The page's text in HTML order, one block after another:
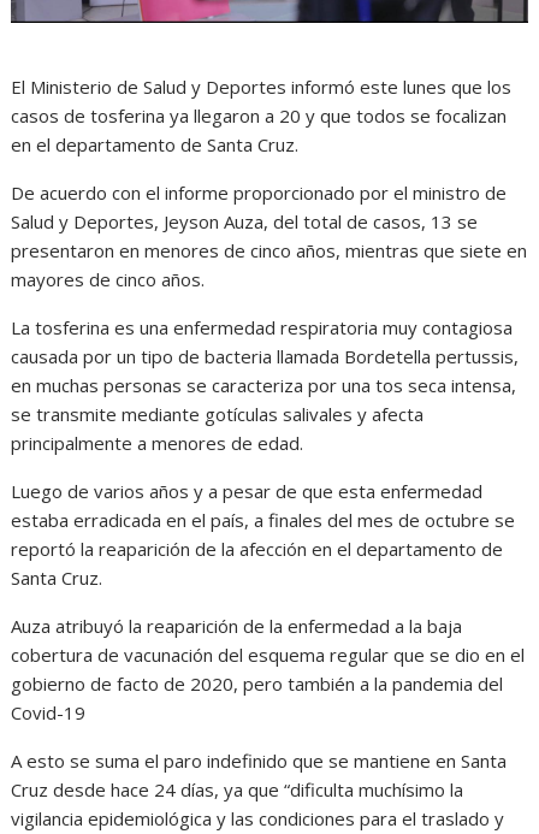
El Ministerio de Salud y Deportes informó este lunes que los
casos de tosferina ya llegaron a 20 y que todos se focalizan
en el departamento de Santa Cruz.
De acuerdo con el informe proporcionado por el ministro de
Salud y Deportes, Jeyson Auza, del total de casos, 13 se
presentaron en menores de cinco años, mientras que siete en
mayores de cinco años.
La tosferina es una enfermedad respiratoria muy contagiosa
causada por un tipo de bacteria llamada Bordetella pertussis,
en muchas personas se caracteriza por una tos seca intensa,
se transmite mediante gotículas salivales y afecta
principalmente a menores de edad.
Luego de varios años y a pesar de que esta enfermedad
estaba erradicada en el país, a finales del mes de octubre se
reportó la reaparición de la afección en el departamento de
Santa Cruz.
Auza atribuyó la reaparición de la enfermedad a la baja
cobertura de vacunación del esquema regular que se dio en el
gobierno de facto de 2020, pero también a la pandemia del
Covid-19
A esto se suma el paro indefinido que se mantiene en Santa
Cruz desde hace 24 días, ya que “dificulta muchísimo la
vigilancia epidemiológica y las condiciones para el traslado y